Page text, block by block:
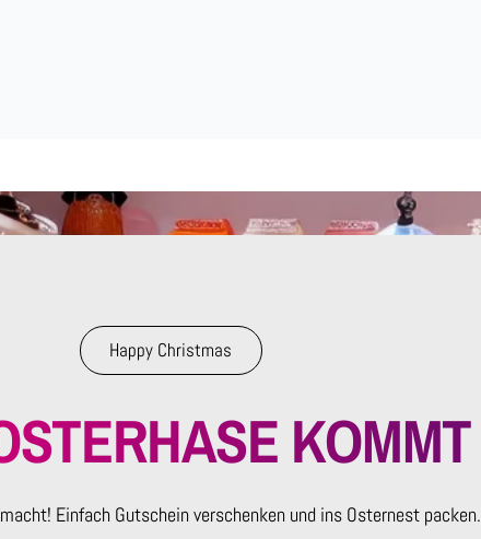
Happy Christmas
KOMMT
Einfach Gutschein verschenken und ins Osternest packen.